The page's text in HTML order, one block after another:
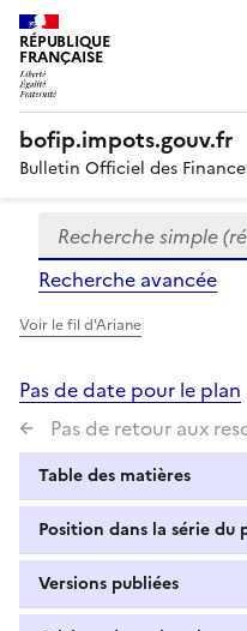
RÉPUBLIQUE
FRANÇAISE
bofip.impots.gouv.fr
Bulletin Officiel des
Formulaire
de
recherche
Recherche simple
Recherche avancée
Voir le fil d'Ariane
Pas de date pour le plan
Pas de retour aux
Table des matières
Position dans la série du
Versions publiées